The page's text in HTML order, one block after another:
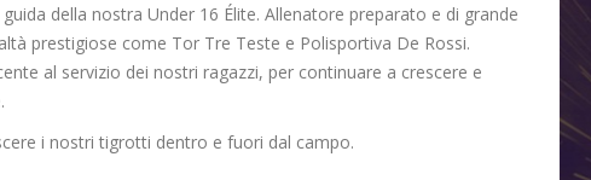
guida della nostra Under 16 Élite. Allenatore preparato e di grande
prestigiose come Tor Tre Teste e Polisportiva De Rossi.
al servizio dei nostri ragazzi, per continuare a crescere e
i nostri tigrotti dentro e fuori dal campo.